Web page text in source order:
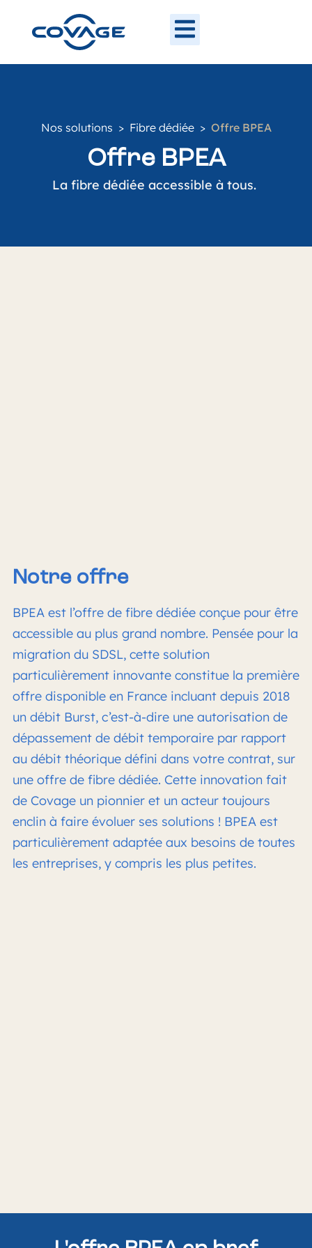
Nos solutions > Fibre dédiée> Offre BPEA
Offre BPEA
La fibre dédiée accessible à tous.
Notre offre
BPEA est l’offre de fibre dédiée conçue pour être
accessible au plus grand nombre. Pensée pour la
migration du SDSL, cette solution
particulièrement innovante constitue la première
offre disponible en France incluant depuis 2018
un débit Burst, c’est-à-dire une autorisation de
dépassement de débit temporaire par rapport
au débit théorique défini dans votre contrat, sur
une offre de fibre dédiée. Cette innovation fait
de Covage un pionnier et un acteur toujours
enclin à faire évoluer ses solutions ! BPEA est
particulièrement adaptée aux besoins de toutes
les entreprises, y compris les plus petites.